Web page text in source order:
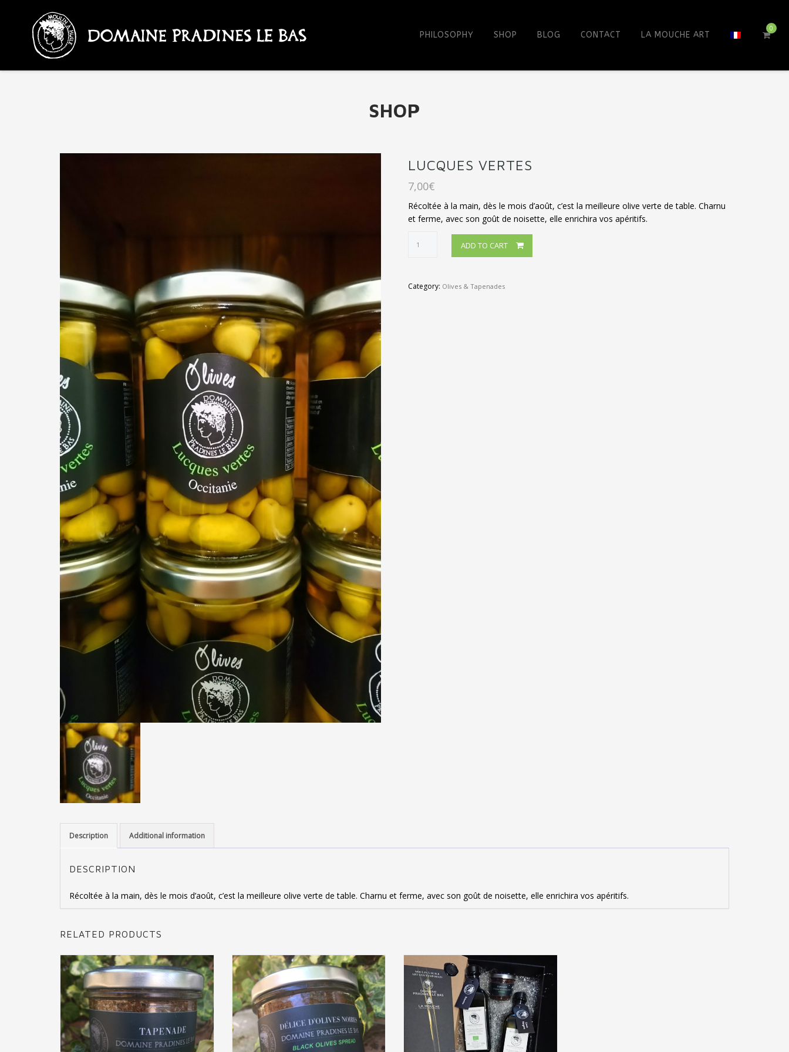
0
content
PHILOSOPHY SHOP BLOG CONTACT LA MOUCHE ART
SHOP
LUCQUES VERTES
7,00€
Récoltée à la main, dès le mois d’août, c’est la meilleure olive verte de table. Charnu
et ferme, avec son goût de noisette, elle enrichira vos apéritifs.
VERTES
ADD TO CART
Category: Olives & Tapenades
Description Additional information
DESCRIPTION
Récoltée à la main, dès le mois d’août, c’est la meilleure olive verte de table. Charnu et ferme, avec son goût de noisette, elle enrichira vos apéritifs.
RELATED PRODUCTS